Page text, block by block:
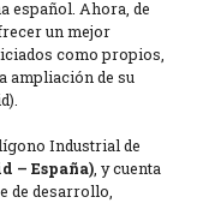
español. Ahora, de
un mejor
como propios,
ampliación de su
Industrial de
– España) , y cuenta
de desarrollo,